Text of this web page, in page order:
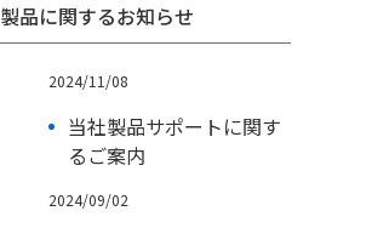
製品に関するお知らせ
2024/11/08
当社製品サポートに関す
るご案内
2024/09/02